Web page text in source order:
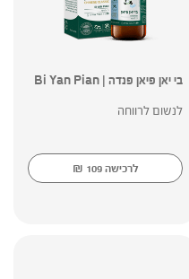
בי יאן פיאן פנדה | Bi Yan Pian
לנשום לרווחה
לרכישה ₪ 109